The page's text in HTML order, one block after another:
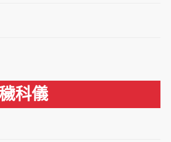
科儀